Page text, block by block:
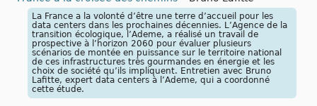
La France a la volonté d’être une terre d’accueil pour les
data centers dans les prochaines décennies. L’Agence de la
transition écologique, l’Ademe, a réalisé un travail de
prospective à l’horizon 2060 pour évaluer plusieurs
scénarios de montée en puissance sur le territoire national
de ces infrastructures très gourmandes en énergie et les
choix de société qu’ils impliquent. Entretien avec Bruno
Lafitte, expert data centers à l’Ademe, qui a coordonné
cette étude.